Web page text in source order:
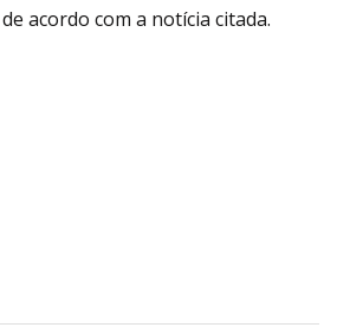
acordo com a notícia citada.